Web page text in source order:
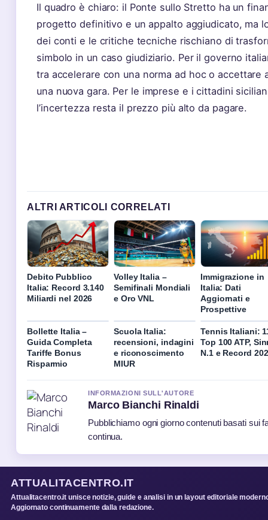
Il quadro è chiaro: il Ponte sullo Stretto ha un
progetto definitivo e un appalto aggiudicato, ma
dei conti e le critiche tecniche rischiano di
simbolo in un caso giudiziario. Per il governo
tra accelerare con una norma ad hoc o accettare
una nuova gara. Per le imprese e i cittadini
l’incertezza resta il prezzo più alto da pagare.
ALTRI ARTICOLI CORRELATI
Debito Pubblico
Italia: Record 3.140
Miliardi nel 2026
Volley Italia –
Semifinali Mondiali
e Oro VNL
Immigrazione in
Italia: Dati
Aggiornati e
Prospettive
Bollette Italia –
Guida Completa
Tariffe Bonus
Risparmio
Scuola Italia:
recensioni, indagini
e riconoscimento
MIUR
Tennis Italiani:
Top 100 ATP,
N.1 e Record
INFORMAZIONI SULL'AUTORE
Marco Bianchi Rinaldi
Pubblichiamo ogni giorno contenuti basati sui
continua.
ATTUALITACENTRO.IT
Attualitacentro.it unisce notizie, guide e analisi in un layout editoriale
Aggiornato continuamente dalla redazione.